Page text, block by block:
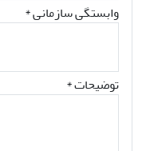
وابستگی سازمانی *
توضیحات *